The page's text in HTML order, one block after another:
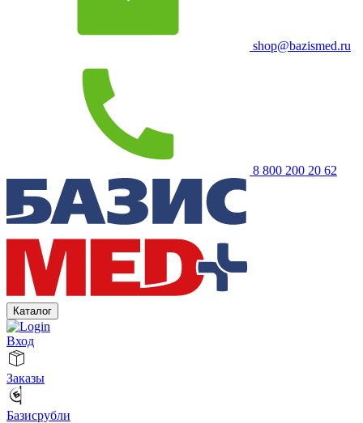
shop@bazismed.ru
8 800 200 20 62
Каталог
Вход
Заказы
Базисрубли